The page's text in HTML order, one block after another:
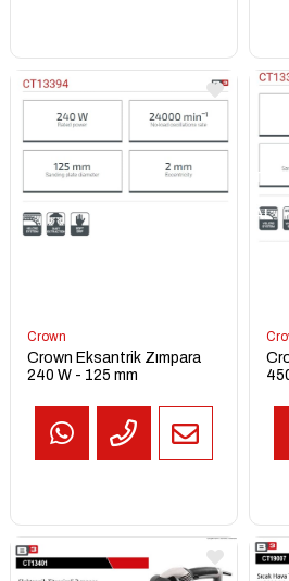
AL
Crown
Crown Eksantrik Zımpara
240 W - 125 mm